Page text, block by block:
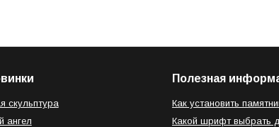
скульптура
ангел
Полезная
Как установить
Какой шрифт выбрать